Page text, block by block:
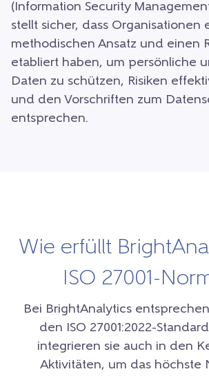
(Information Security
stellt sicher, dass Organisationen
methodischen Ansatz und einen
etabliert haben, um persönliche
Daten zu schützen, Risiken
und den Vorschriften zum
entsprechen.
Wie erfüllt
ISO 27001-
Bei BrightAnalytics
den ISO 27001:2022-
integrieren sie auch in den
Aktivitäten, um das höchste